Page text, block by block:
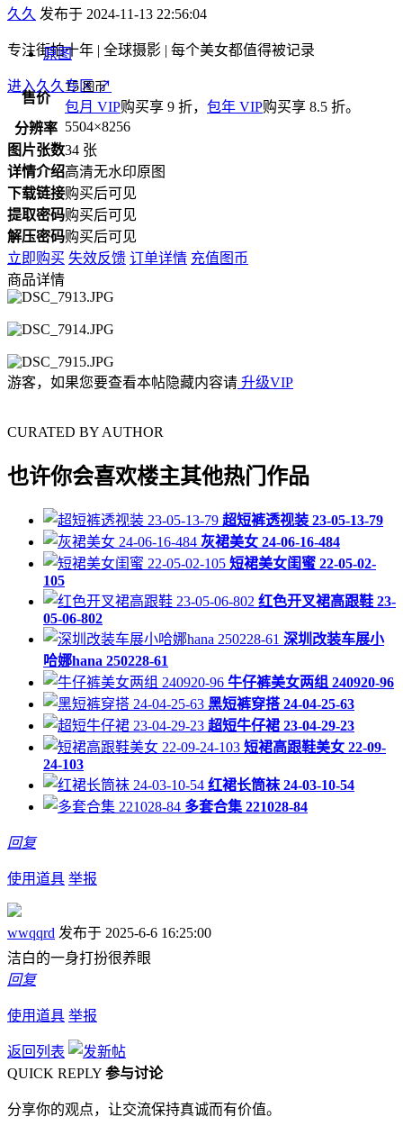
久久 发布于 2024-11-13 22:56:04
专注街拍十年 | 全球摄影 | 每个美女都值得被记录
进入久久专区↗
原图
售价
15图币
包月 VIP购买享 9 折， 包年 VIP购买享 8.5 折。
分辨率 5504×8256
图片张数34 张
详情介绍高清无水印原图
下载链接购买后可见
提取密码购买后可见
解压密码购买后可见
立即购买 失效反馈 订单详情 充值图币
商品详情
游客，如果您要查看本帖隐藏内容请 升级VIP
CURATED BY AUTHOR
也许你会喜欢楼主其他热门作品
超短裤透视装 23-05-13-79
灰裙美女 24-06-16-484
短裙美女闺蜜 22-05-02-
105
红色开叉裙高跟鞋 23-
05-06-802
深圳改装车展小
哈娜hana 250228-61
牛仔裤美女两组 240920-96
黑短裤穿搭 24-04-25-63
超短牛仔裙 23-04-29-23
短裙高跟鞋美女 22-09-
24-103
红裙长筒袜 24-03-10-54
多套合集 221028-84
回复
使用道具 举报
wwqqrd 发布于 2025-6-6 16:25:00
洁白的一身打扮很养眼
回复
使用道具 举报
返回列表
QUICK REPLY 参与讨论
分享你的观点，让交流保持真诚而有价值。